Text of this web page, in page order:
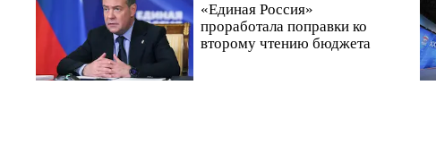
«Единая Россия»
проработала поправки ко
второму чтению бюджета